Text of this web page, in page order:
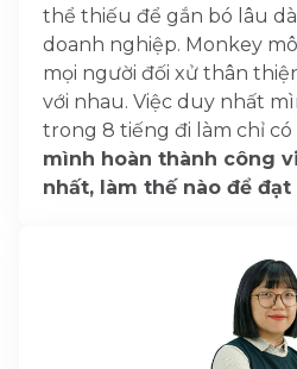
thể thiếu để gắn bó lâu
doanh nghiệp. Monkey
mọi người đối xử thân
với nhau. Việc duy nhất
trong 8 tiếng đi làm chỉ có
mình hoàn thành công
nhất, làm thế nào để đạt